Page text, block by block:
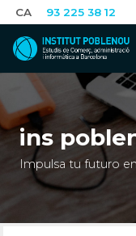
CA 93 225 38 12
ins
Impulsa tu futuro